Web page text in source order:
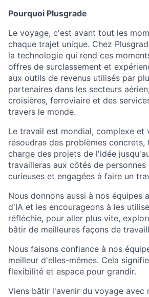
Pourquoi Plusgrade
Le voyage, c'est avant tout les
chaque trajet unique. Chez
la technologie qui rend ces
offres de surclassement et
aux outils de revenus utilisés par
partenaires dans les secteurs
croisières, ferroviaire et des
travers le monde.
Le travail est mondial, complexe et
résoudras des problèmes concrets,
charge des projets de l'idée
travailleras aux côtés de personnes
curieuses et engagées à faire un
Nous donnons aussi à nos équipes
d'IA et les encourageons à les
réfléchie, pour aller plus vite,
bâtir de meilleures façons de
Nous faisons confiance à nos
meilleur d'elles-mêmes. Cela
flexibilité et espace pour grandir.
Viens bâtir l'avenir du voyage avec